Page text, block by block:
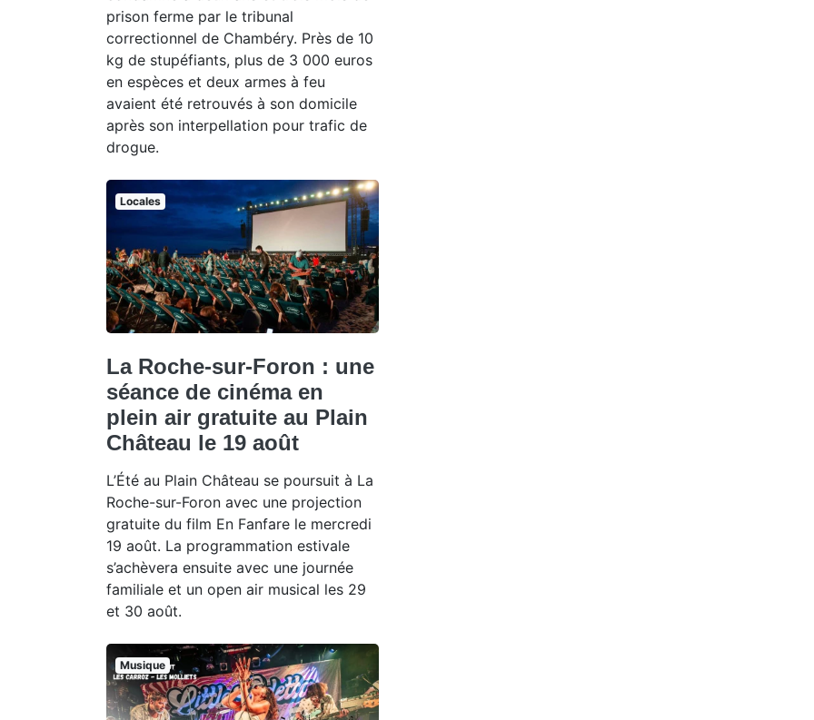
prison ferme par le tribunal
correctionnel de Chambéry. Près de 10
kg de stupéfiants, plus de 3 000 euros
en espèces et deux armes à feu
avaient été retrouvés à son domicile
après son interpellation pour trafic de
drogue.
Locales
La Roche-sur-Foron : une
séance de cinéma en
plein air gratuite au Plain
Château le 19 août
L’Été au Plain Château se poursuit à La
Roche-sur-Foron avec une projection
gratuite du film En Fanfare le mercredi
19 août. La programmation estivale
s’achèvera ensuite avec une journée
familiale et un open air musical les 29
et 30 août.
Musique